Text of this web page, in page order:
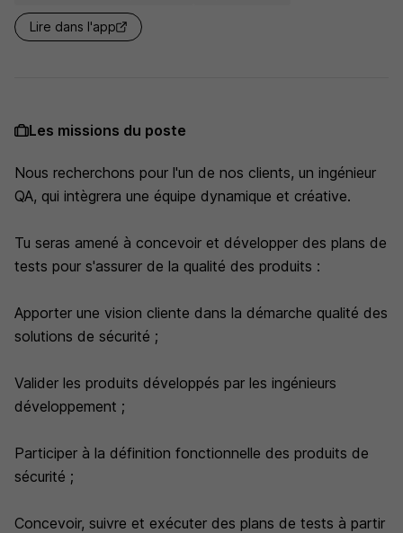
Lire dans l'app
Les missions du poste
Nous recherchons pour l'un de nos clients, un ingénieur
QA, qui intègrera une équipe dynamique et créative.
Tu seras amené à concevoir et développer des plans de
tests pour s'assurer de la qualité des produits :
Apporter une vision cliente dans la démarche qualité des
solutions de sécurité ;
Valider les produits développés par les ingénieurs
développement ;
Participer à la définition fonctionnelle des produits de
sécurité ;
Concevoir, suivre et exécuter des plans de tests à partir